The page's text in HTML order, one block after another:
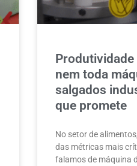
nem toda
salgados
que promete
No setor de
das métricas mais
falamos de máquina